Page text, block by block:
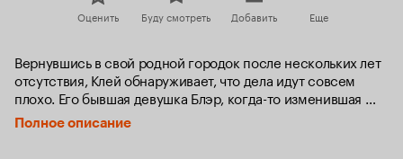
Оценить Буду смотреть Добавить Еще
Вернувшись в свой родной городок после нескольких лет
отсутствия, Клей обнаруживает, что дела идут совсем
плохо. Его бывшая девушка Блэр, когда-то изменившая
ему с его лучшим другом Джулианом, умоляет Клея о
помощи: Джулиан связался с бандитами, стал торговать
Полное описание